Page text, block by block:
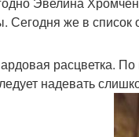
Сегодня же в список
расцветка.
надевать